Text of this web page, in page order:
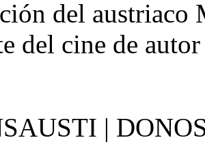
del
del cine de
|